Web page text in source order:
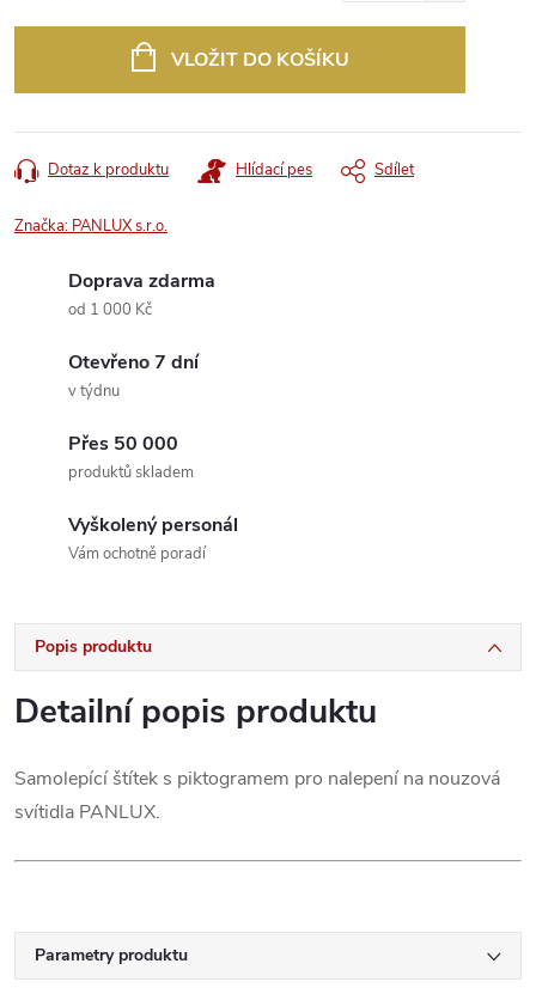
VLOŽIT DO KOŠÍKU
Dotaz k produktu Hlídací pes Sdílet
Značka: PANLUX s.r.o.
Doprava zdarma
od 1 000 Kč
Otevřeno 7 dní
v týdnu
Přes 50 000
produktů skladem
Vyškolený personál
Vám ochotně poradí
Popis produktu
Detailní popis produktu
Samolepící štítek s piktogramem pro nalepení na nouzová
svítidla PANLUX.
Parametry produktu